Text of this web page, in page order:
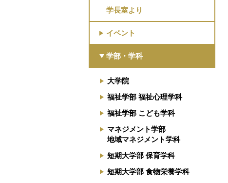
学長室より
イベント
学部・学科
大学院
福祉学部 福祉心理学科
福祉学部 こども学科
マネジメント学部
地域マネジメント学科
短期大学部 保育学科
短期大学部 食物栄養学科